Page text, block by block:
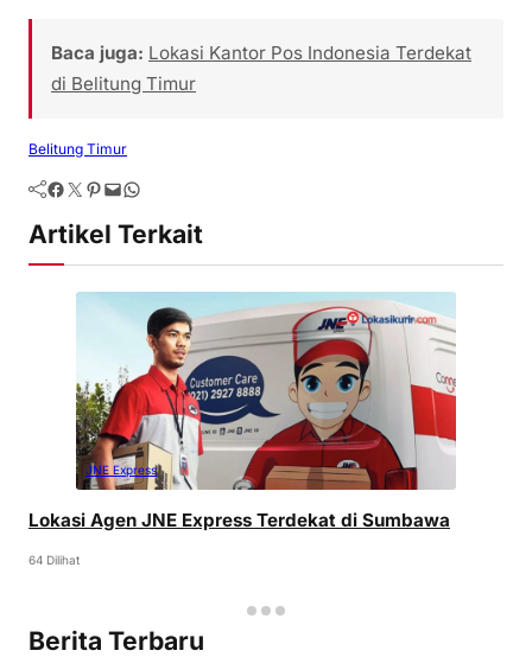
Baca juga: Lokasi Kantor Pos Indonesia Terdekat
di Belitung Timur
Belitung Timur
Artikel Terkait
JNE Express
Lokasi Agen JNE Express Terdekat di Sumbawa
64 Dilihat
Berita Terbaru